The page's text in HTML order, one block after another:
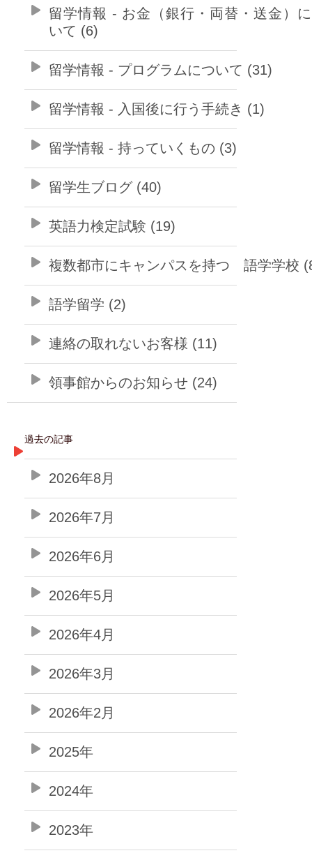
留学情報 - お金（銀行・両替・送金）
いて (6)
留学情報 - プログラムについて (31)
留学情報 - 入国後に行う手続き (1)
留学情報 - 持っていくもの (3)
留学生ブログ (40)
英語力検定試験 (19)
複数都市にキャンパスを持つ 語学学校
語学留学 (2)
連絡の取れないお客様 (11)
領事館からのお知らせ (24)
過去の記事
2026年8月
2026年7月
2026年6月
2026年5月
2026年4月
2026年3月
2026年2月
2025年
2024年
2023年